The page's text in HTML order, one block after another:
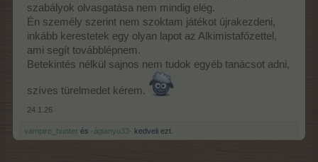
szabályok olvasgatása nem mindig elég.
Én személy szerint nem szoktam játékot újrakezdeni,
inkább kerestetek egy olyan lapot az Alkimistafőzettel,
ami segít továbblépnem.
Betekintés nélkül sajnos nem tudok egyéb tanácsot adni,
szíves türelmedet kérem.
24.1.26
vampire_hunter és -ágianyu33- kedveli ezt.